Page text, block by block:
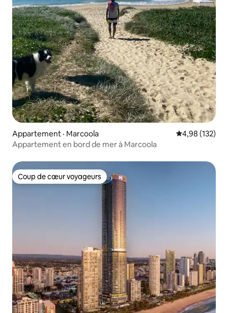
Appartement · Marcoola Note
4,98 (132)
Appartement en bord de mer à Marcoola
Coup de cœur voyageurs
Coup de cœur voyageurs